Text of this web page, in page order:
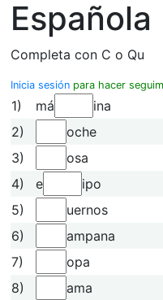
Española
Completa con C o Qu
Inicia sesiónpara hacer
1) má
ina
2)
oche
3)
osa
4)
e
ipo
5)
uernos
6)
ampana
7)
opa
8)
ama